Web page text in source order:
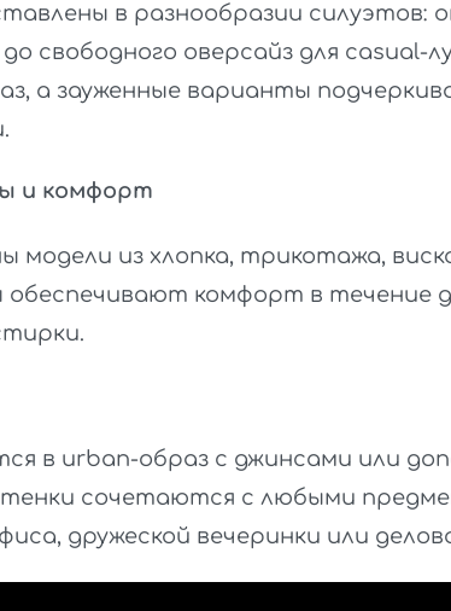
в разнообразии силуэтов:
до свободного оверсайз для
а зауженные варианты
и комфорт
модели из хлопка, трикотажа,
комфорт в течение
в urban-образ с джинсами или
сочетаются с любыми
дружеской вечеринки или